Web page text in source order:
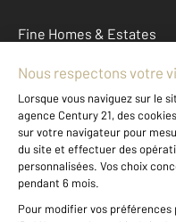
Fine Homes & Estates
À propos
International
Nous contacter